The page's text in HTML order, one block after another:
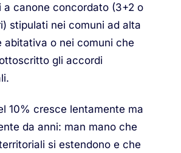
a canone concordato (3+2 o
stipulati nei comuni ad alta
abitativa o nei comuni che
gli accordi
10% cresce lentamente ma
da anni: man mano che
si estendono e che